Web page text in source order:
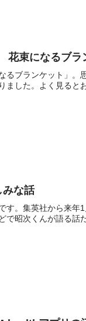
束になるブラ
るブランケット」
ました。よく見る
な話
す。集英社から来
で昭次くんが語る